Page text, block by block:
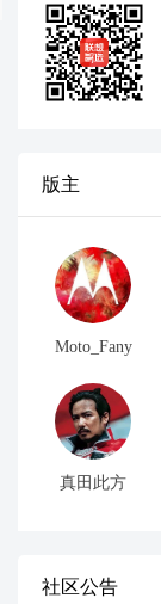
版主
Moto_Fany
真田此方
社区公告